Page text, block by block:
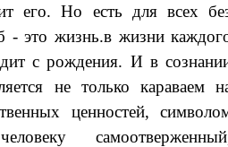
его. Но есть для всех
- это жизнь.в жизни
с рождения. И в
не только караваем
ценностей,